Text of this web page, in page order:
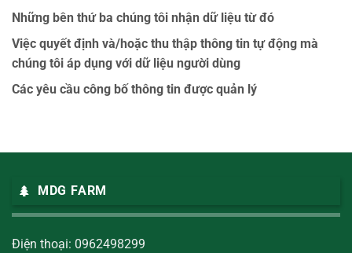
Những bên thứ ba chúng tôi nhận dữ liệu từ đó
Việc quyết định và/hoặc thu thập thông tin tự động mà
chúng tôi áp dụng với dữ liệu người dùng
Các yêu cầu công bố thông tin được quản lý
MDG FARM
Điện thoại: 0962498299